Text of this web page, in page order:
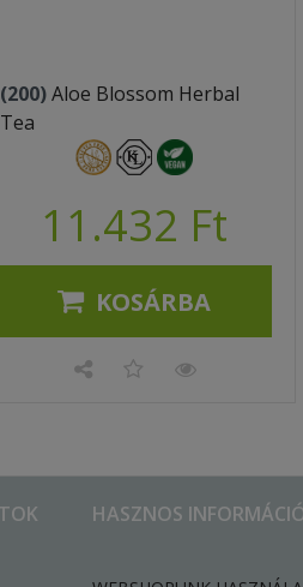
(200)Aloe Blossom Herbal
Tea
11.432 Ft
KOSÁRBA
HASZNOS